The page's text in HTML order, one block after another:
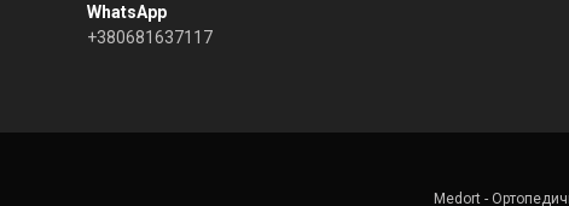
+380681637117